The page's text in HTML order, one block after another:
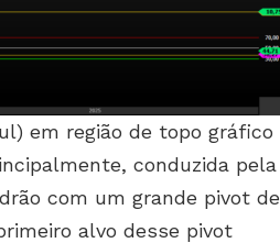
em região de topo gráfico
conduzida pela
com um grande pivot de
alvo desse pivot